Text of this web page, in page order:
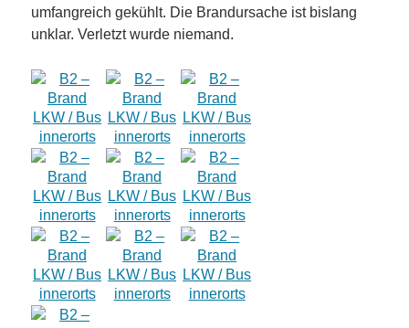
umfangreich gekühlt. Die Brandursache ist bislang
unklar. Verletzt wurde niemand.